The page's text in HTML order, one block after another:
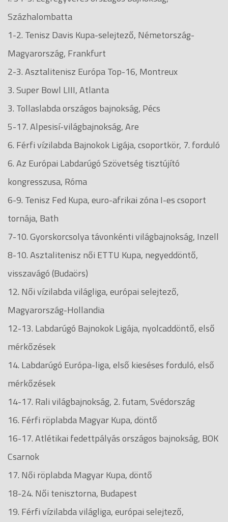
Százhalombatta
1-2. Tenisz Davis Kupa-selejtező, Németország-
Magyarország, Frankfurt
2-3. Asztalitenisz Európa Top-16, Montreux
3. Super Bowl LIII, Atlanta
3. Tollaslabda országos bajnokság, Pécs
5-17. Alpesisí-világbajnokság, Are
6. Férfi vízilabda Bajnokok Ligája, csoportkör, 7. forduló
6. Az Európai Labdarúgó Szövetség tisztújító
kongresszusa, Róma
6-9. Tenisz Fed Kupa, euro-afrikai zóna I-es csoport
tornája, Bath
7-10. Gyorskorcsolya távonkénti világbajnokság, Inzell
8-10. Asztalitenisz női ETTU Kupa, negyeddöntő,
visszavágó (Budaörs)
12. Női vízilabda világliga, európai selejtező,
Magyarország-Hollandia
12-13. Labdarúgó Bajnokok Ligája, nyolcaddöntő, első
mérkőzések
14. Labdarúgó Európa-liga, első kieséses forduló, első
mérkőzések
14-17. Rali világbajnokság, 2. futam, Svédország
16. Férfi röplabda Magyar Kupa, döntő
16-17. Atlétikai fedettpályás országos bajnokság, BOK
Csarnok
17. Női röplabda Magyar Kupa, döntő
18-24. Női tenisztorna, Budapest
19. Férfi vízilabda világliga, európai selejtező,